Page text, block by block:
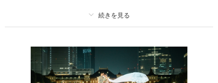
撮影料
着付け 小物一式
アルバム データ 120 カット 台紙付写真